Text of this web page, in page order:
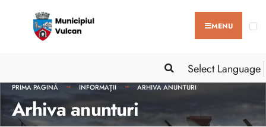
MENU
Select Language
PRIMA PAGINĂ INFORMAȚII ARHIVA ANUNTURI
Arhiva anunturi